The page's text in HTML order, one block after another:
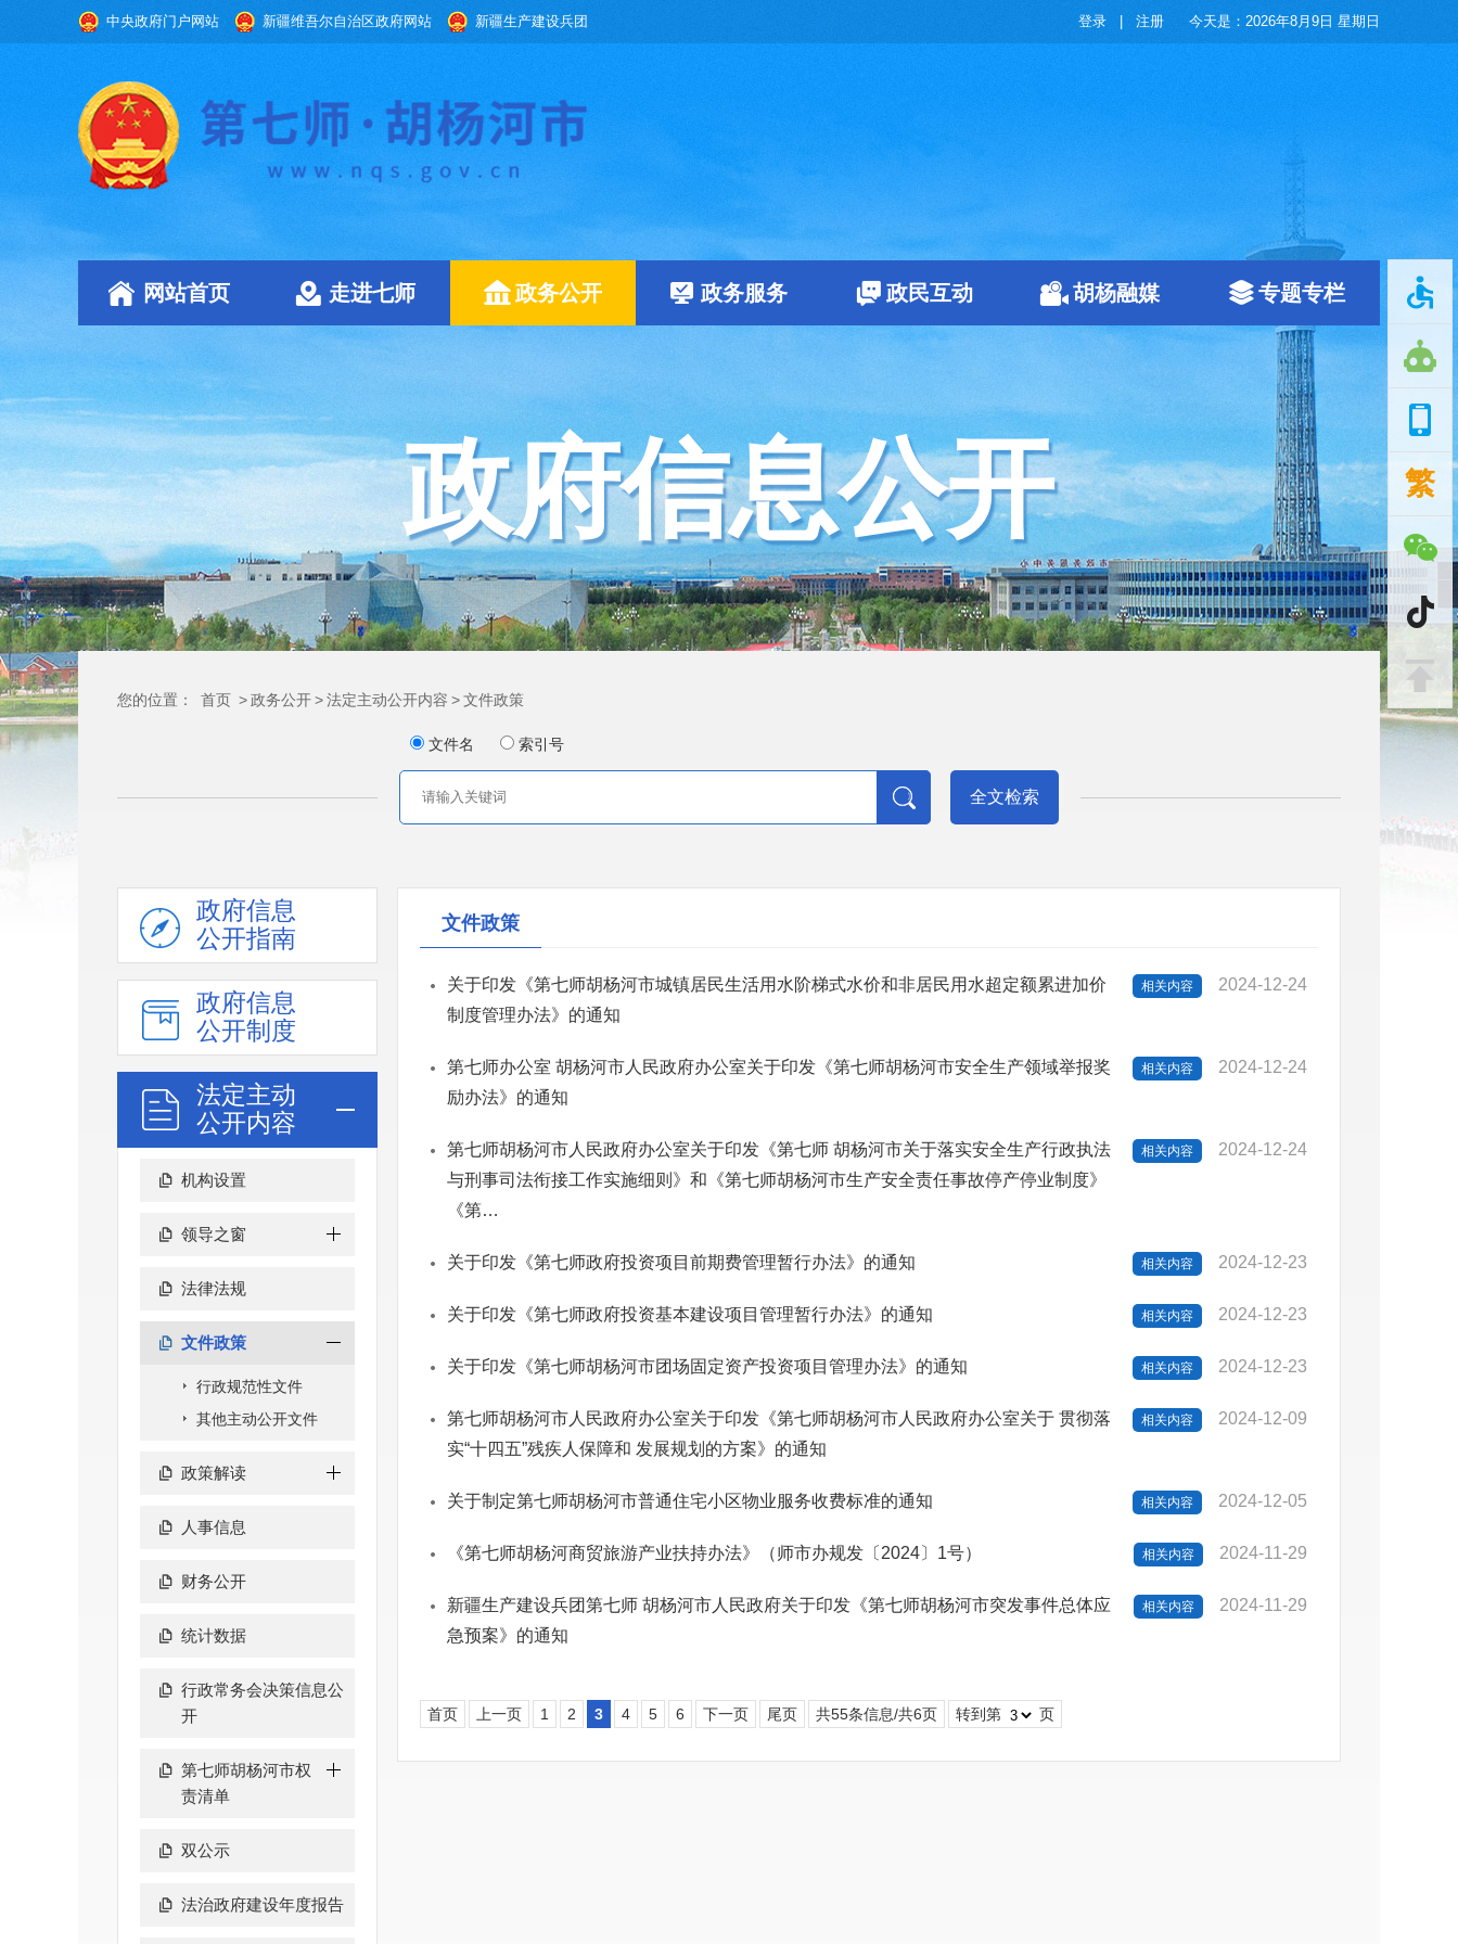
中央政府门户网站 新疆维吾尔自治区政府网站 新疆生产建设兵团 登录 注册 今天是： 2026年8月9日 星期日
网站首页 走进七师 政务公开 政务服务 政民互动 胡杨融媒 专题专栏
政府信息公开
您的位置： 首页 >政务公开>法定主动公开内容 >文件政策
文件名 索引号
全文检索
政府信息
公开指南
政府信息
公开制度
法定主动
公开内容
机构设置
领导之窗
法律法规
文件政策
行政规范性文件
其他主动公开文件
政策解读
人事信息
财务公开
统计数据
行政常务会决策信息公
开
第七师胡杨河市权
责清单
双公示
法治政府建设年度报告
文件政策
2024-12-24
相关内容
关于印发《第七师胡杨河市城镇居民生活用水阶梯式水价和非居民用水超定额累进加价
制度管理办法》的通知
2024-12-24
相关内容
第七师办公室 胡杨河市人民政府办公室关于印发《第七师胡杨河市安全生产领域举报奖
励办法》的通知
2024-12-24
相关内容
第七师胡杨河市人民政府办公室关于印发《第七师 胡杨河市关于落实安全生产行政执法
与刑事司法衔接工作实施细则》和《第七师胡杨河市生产安全责任事故停产停业制度》
《第…
2024-12-23
相关内容
关于印发《第七师政府投资项目前期费管理暂行办法》的通知
2024-12-23
相关内容
关于印发《第七师政府投资基本建设项目管理暂行办法》的通知
2024-12-23
相关内容
关于印发《第七师胡杨河市团场固定资产投资项目管理办法》的通知
2024-12-09
相关内容
第七师胡杨河市人民政府办公室关于印发《第七师胡杨河市人民政府办公室关于 贯彻落
实“十四五”残疾人保障和 发展规划的方案》的通知
2024-12-05
相关内容
关于制定第七师胡杨河市普通住宅小区物业服务收费标准的通知
2024-11-29
相关内容
《第七师胡杨河商贸旅游产业扶持办法》（师市办规发〔2024〕1号）
2024-11-29
相关内容
新疆生产建设兵团第七师 胡杨河市人民政府关于印发《第七师胡杨河市突发事件总体应
急预案》的通知
首页 上一页 1 2 3 4 5 6 下一页 尾页 共55条信息/共6页 转到第 页
繁